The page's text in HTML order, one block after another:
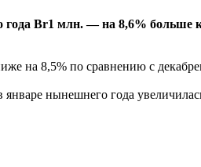
Br1 млн. — на 8,6% больше
на 8,5% по сравнению с
январе нынешнего года